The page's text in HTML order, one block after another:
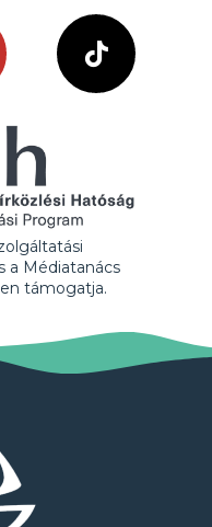
a Médiatanács
támogatja.